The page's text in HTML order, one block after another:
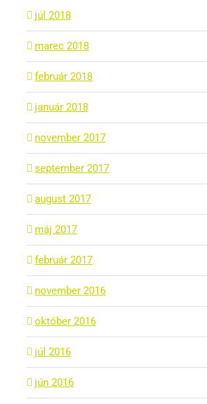
júl 2018
marec 2018
február 2018
január 2018
november 2017
september 2017
august 2017
máj 2017
február 2017
november 2016
október 2016
júl 2016
jún 2016